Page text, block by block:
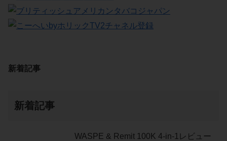
新着記事
新着記事
WASPE & Remit 100K 4-in-1レビュー